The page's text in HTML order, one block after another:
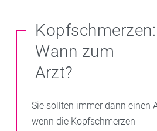
Kopfschmerzen:
Wann zum
Arzt?
Sie sollten immer dann einen
wenn die Kopfschmerzen